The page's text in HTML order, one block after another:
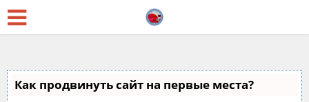
Как продвинуть сайт на первые места?